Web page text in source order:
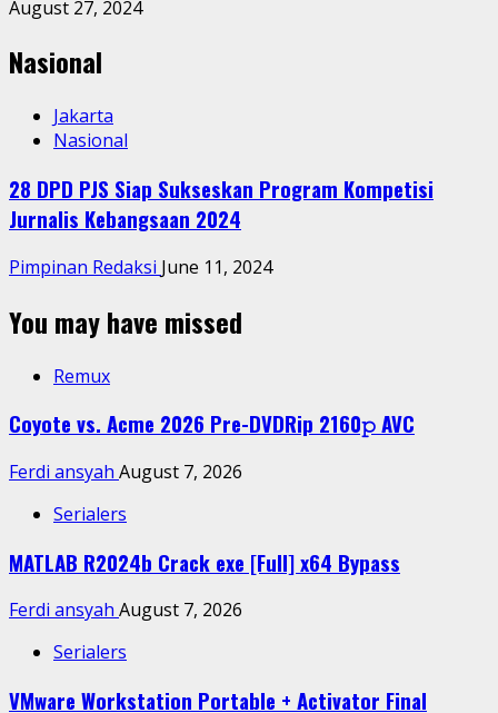
August 27, 2024
Nasional
Jakarta
Nasional
28 DPD PJS Siap Sukseskan Program Kompetisi
Jurnalis Kebangsaan 2024
Pimpinan Redaksi June 11, 2024
You may have missed
Remux
Coyote vs. Acme 2026 Pre-DVDRip 2160𝚙 AVC
Ferdi ansyah August 7, 2026
Serialers
MATLAB R2024b Crack exe [Full] x64 Bypass
Ferdi ansyah August 7, 2026
Serialers
VMware Workstation Portable + Activator Final